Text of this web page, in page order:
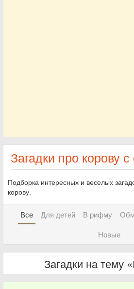
Загадки про корову с
Подборка интересных и веселых
корову.
Все Для детей В рифму
Новые
Загадки на тему